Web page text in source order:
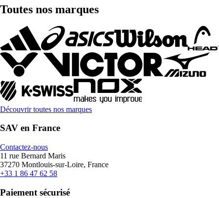
Toutes nos marques
Découvrir toutes nos marques
SAV en France
Contactez-nous
11 rue Bernard Maris
37270 Montlouis-sur-Loire, France
+33 1 86 47 62 58
Paiement sécurisé